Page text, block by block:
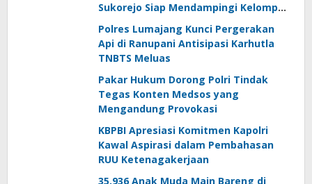
Sukorejo Siap Mendampingi Kelompok
Tani
Polres Lumajang Kunci Pergerakan
Api di Ranupani Antisipasi Karhutla
TNBTS Meluas
Pakar Hukum Dorong Polri Tindak
Tegas Konten Medsos yang
Mengandung Provokasi
KBPBI Apresiasi Komitmen Kapolri
Kawal Aspirasi dalam Pembahasan
RUU Ketenagakerjaan
35.936 Anak Muda Main Bareng di